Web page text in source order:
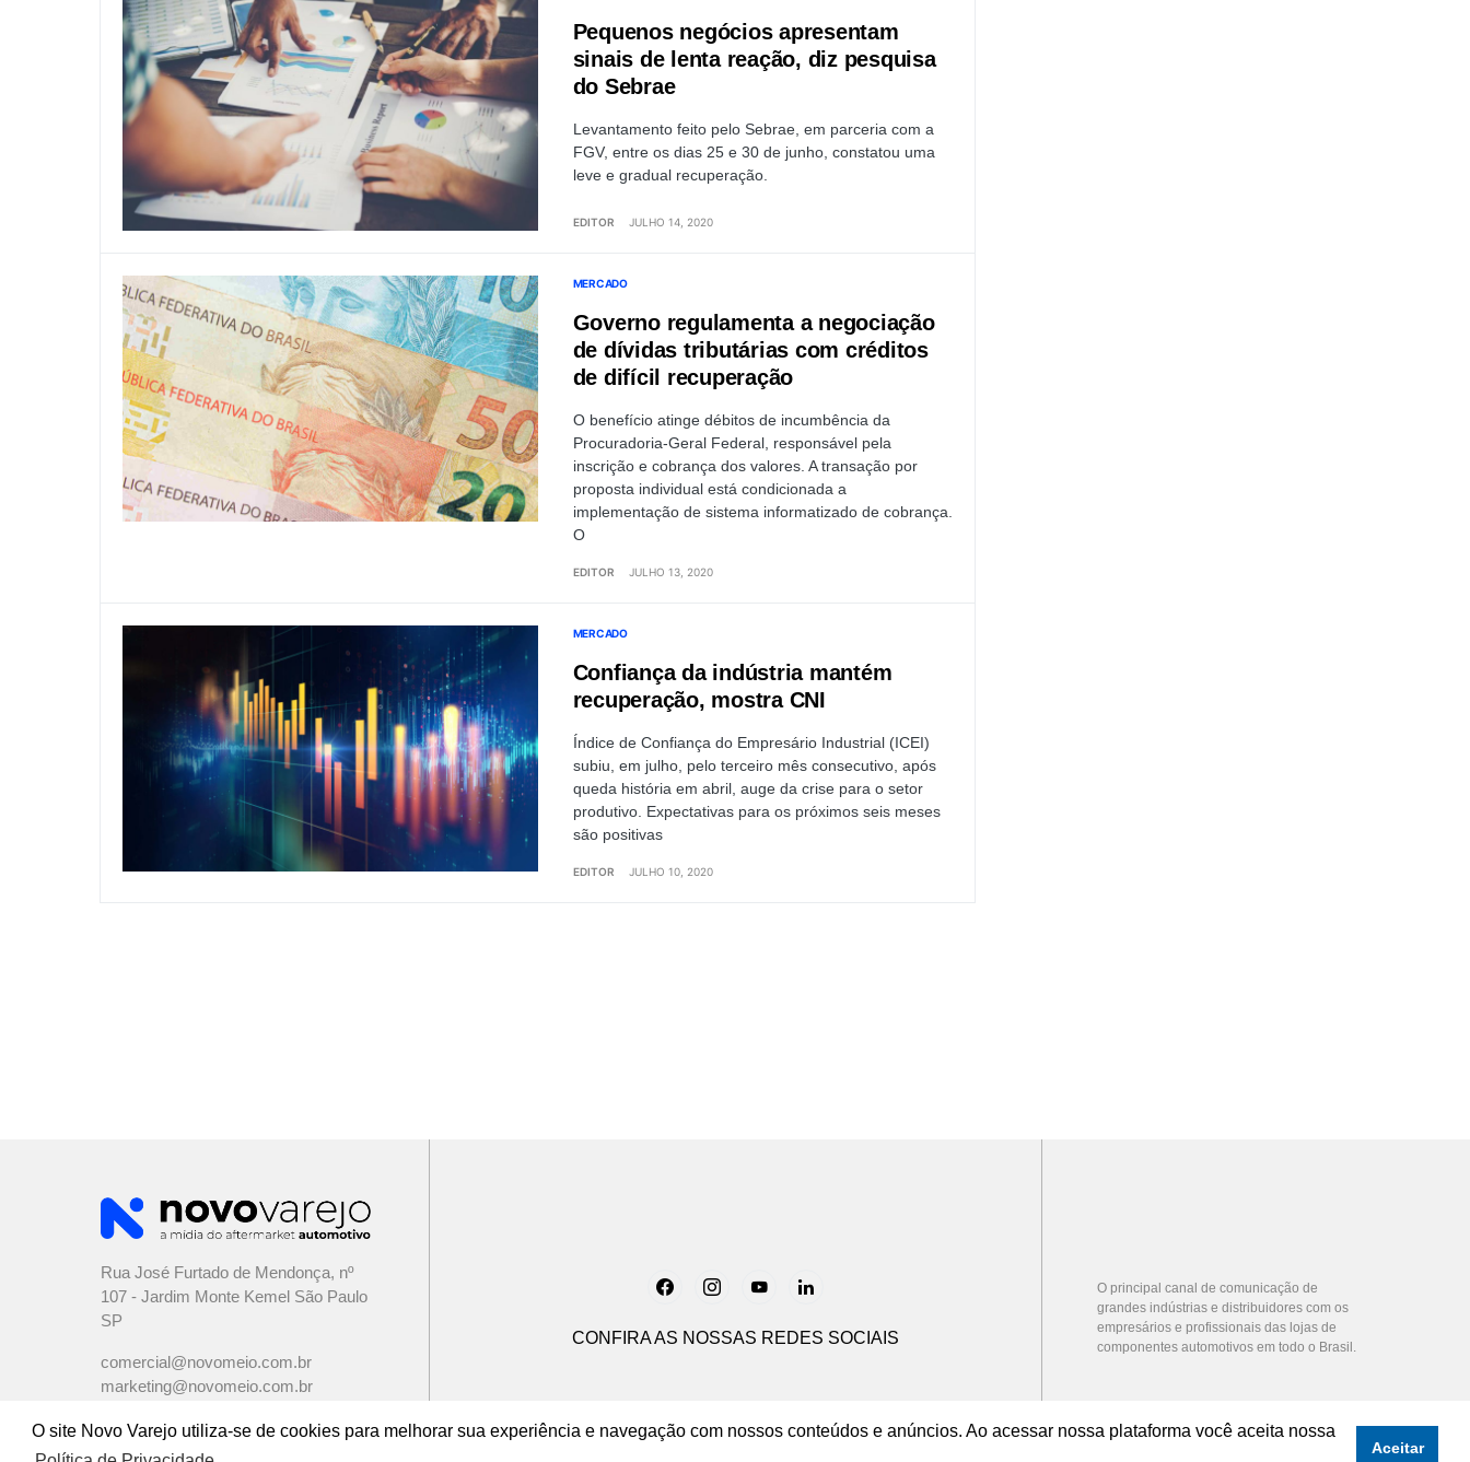
O site Novo Varejo utiliza-se de cookies para melhorar sua experiência e navegação com nossos conteúdos e anúncios. Ao acessar nossa plataforma você aceita nossa
Aceitar
Pequenos negócios apresentam
sinais de lenta reação, diz pesquisa
do Sebrae
Levantamento feito pelo Sebrae, em parceria com a
FGV, entre os dias 25 e 30 de junho, constatou uma
leve e gradual recuperação.
EDITOR JULHO 14, 2020
MERCADO
Governo regulamenta a negociação
de dívidas tributárias com créditos
de difícil recuperação
O benefício atinge débitos de incumbência da
Procuradoria-Geral Federal, responsável pela
inscrição e cobrança dos valores. A transação por
proposta individual está condicionada a
implementação de sistema informatizado de cobrança.
O
EDITOR JULHO 13, 2020
MERCADO
Confiança da indústria mantém
recuperação, mostra CNI
Índice de Confiança do Empresário Industrial (ICEI)
subiu, em julho, pelo terceiro mês consecutivo, após
queda história em abril, auge da crise para o setor
produtivo. Expectativas para os próximos seis meses
são positivas
EDITOR JULHO 10, 2020
Rua José Furtado de Mendonça, nº
107 - Jardim Monte Kemel São Paulo
SP
comercial@novomeio.com.br
marketing@novomeio.com.br
CONFIRA AS NOSSAS REDES SOCIAIS
O principal canal de comunicação de
grandes indústrias e distribuidores com os
empresários e profissionais das lojas de
componentes automotivos em todo o Brasil.